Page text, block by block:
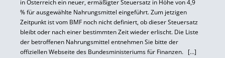
in Österreich ein neuer, ermäßigter Steuersatz in Höhe von 4,9
% für ausgewählte Nahrungsmittel eingeführt. Zum jetzigen
Zeitpunkt ist vom BMF noch nicht definiert, ob dieser Steuersatz
bleibt oder nach einer bestimmten Zeit wieder erlischt. Die Liste
der betroffenen Nahrungsmittel entnehmen Sie bitte der
offiziellen Webseite des Bundesministeriums für Finanzen. […]